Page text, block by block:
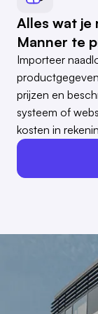
Alles wat je
Manner te
Importeer
prijzen en
systeem of
kosten in